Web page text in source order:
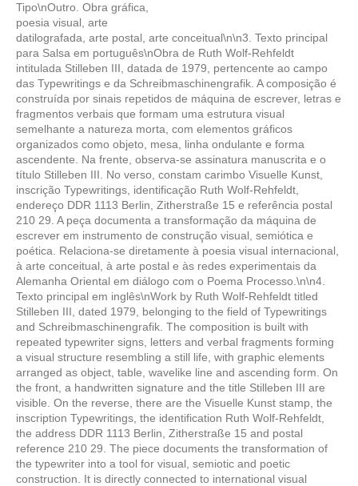
Tipo\nOutro. Obra gráfica,
poesia visual, arte
datilografada, arte postal, arte conceitual\n\n3. Texto principal
para Salsa em português\nObra de Ruth Wolf-Rehfeldt
intitulada Stilleben III, datada de 1979, pertencente ao campo
das Typewritings e da Schreibmaschinengrafik. A composição é
construída por sinais repetidos de máquina de escrever, letras e
fragmentos verbais que formam uma estrutura visual
semelhante a natureza morta, com elementos gráficos
organizados como objeto, mesa, linha ondulante e forma
ascendente. Na frente, observa-se assinatura manuscrita e o
título Stilleben III. No verso, constam carimbo Visuelle Kunst,
inscrição Typewritings, identificação Ruth Wolf-Rehfeldt,
endereço DDR 1113 Berlin, Zitherstraße 15 e referência postal
210 29. A peça documenta a transformação da máquina de
escrever em instrumento de construção visual, semiótica e
poética. Relaciona-se diretamente à poesia visual internacional,
à arte conceitual, à arte postal e às redes experimentais da
Alemanha Oriental em diálogo com o Poema Processo.\n\n4.
Texto principal em inglês\nWork by Ruth Wolf-Rehfeldt titled
Stilleben III, dated 1979, belonging to the field of Typewritings
and Schreibmaschinengrafik. The composition is built with
repeated typewriter signs, letters and verbal fragments forming
a visual structure resembling a still life, with graphic elements
arranged as object, table, wavelike line and ascending form. On
the front, a handwritten signature and the title Stilleben III are
visible. On the reverse, there are the Visuelle Kunst stamp, the
inscription Typewritings, the identification Ruth Wolf-Rehfeldt,
the address DDR 1113 Berlin, Zitherstraße 15 and postal
reference 210 29. The piece documents the transformation of
the typewriter into a tool for visual, semiotic and poetic
construction. It is directly connected to international visual